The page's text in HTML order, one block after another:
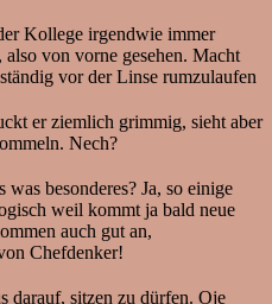
Kollege irgendwie immer
von vorne gesehen. Macht
vor der Linse rumzulaufen
er ziemlich grimmig, sieht aber
Nech?
besonderes? Ja, so einige
weil kommt ja bald neue
auch gut an,
Chefdenker!
darauf, sitzen zu dürfen. Oje